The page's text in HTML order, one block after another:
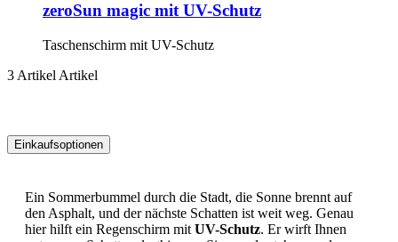
Einkaufsoptionen
Produktliste
springen
zeroSun magic mit UV-Schutz
Taschenschirm mit UV-Schutz
3 Artikel Artikel
Ein Sommerbummel durch die Stadt, die Sonne brennt auf
den Asphalt, und der nächste Schatten ist weit weg. Genau
hier hilft ein Regenschirm mit UV-Schutz. Er wirft Ihnen